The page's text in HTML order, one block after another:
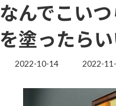
なんでこい
を塗ったらい
2022-10-14
最
更
新
2022-